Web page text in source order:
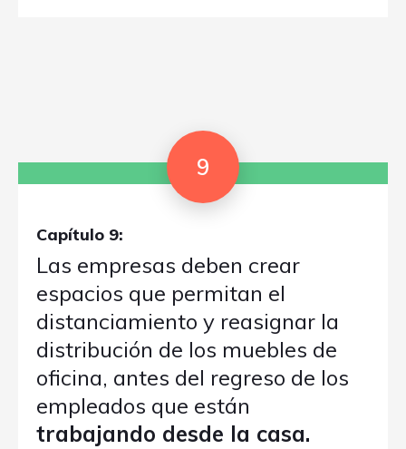
9
Capítulo 9:
Las empresas deben crear
espacios que permitan el
distanciamiento y reasignar la
distribución de los muebles de
oficina, antes del regreso de los
empleados que están
trabajando desde la casa.